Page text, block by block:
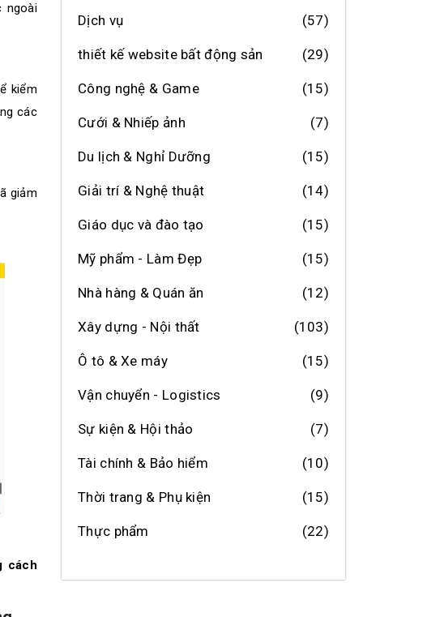
ngoài
kiểm
các
giảm
cách
Dịch vụ (57)
thiết kế website bất động sản (29)
Công nghệ & Game (15)
Cưới & Nhiếp ảnh (7)
Du lịch & Nghỉ Dưỡng (15)
Giải trí & Nghệ thuật (14)
Giáo dục và đào tạo (15)
Mỹ phẩm - Làm Đẹp (15)
Nhà hàng & Quán ăn (12)
Xây dựng - Nội thất (103)
Ô tô & Xe máy (15)
Vận chuyển - Logistics (9)
Sự kiện & Hội thảo (7)
Tài chính & Bảo hiểm (10)
Thời trang & Phụ kiện (15)
Thực phẩm (22)